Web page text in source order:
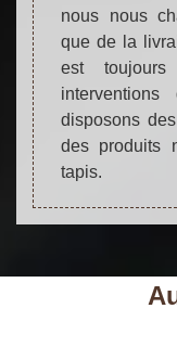
nous nous
que de la
est
disposons
des produits
tapis.